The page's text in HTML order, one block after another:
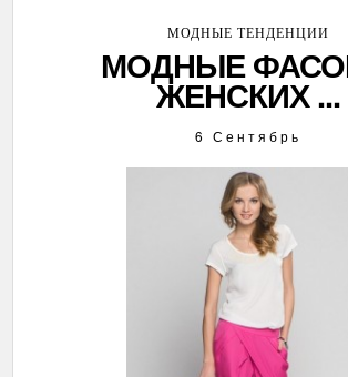
МОДНЫЕ ТЕНДЕНЦИИ
МОДНЫЕ
ЖЕНСКИХ ...
6 Сентябрь